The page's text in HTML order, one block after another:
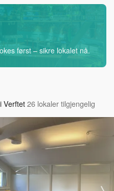
først – sikre lokalet nå.
Verftet26 lokaler tilgjengelig